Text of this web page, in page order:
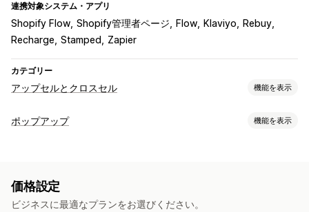
連携対象システム・アプリ
Shopify Flow Shopify管理者ページ Flow Klaviyo
Rebuy
Recharge Stamped Zapier
カテゴリー
アップセルとクロスセル 機能を表示
カスタマイズ
オファーとおすすめ
おすすめ商品
AIによるおすすめ
ポップアップ 機能を表示
アンケート
価格設定
ビジネスに最適なプランをお選びください。